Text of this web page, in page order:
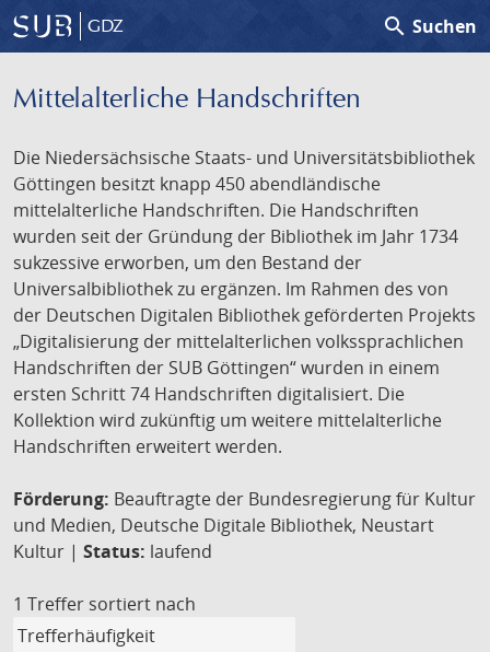
GDZ search Suchen
Mittelalterliche Handschriften
Die Niedersächsische Staats- und Universitätsbibliothek
Göttingen besitzt knapp 450 abendländische
mittelalterliche Handschriften. Die Handschriften
wurden seit der Gründung der Bibliothek im Jahr 1734
sukzessive erworben, um den Bestand der
Universalbibliothek zu ergänzen. Im Rahmen des von
der Deutschen Digitalen Bibliothek geförderten Projekts
„Digitalisierung der mittelalterlichen volkssprachlichen
Handschriften der SUB Göttingen“ wurden in einem
ersten Schritt 74 Handschriften digitalisiert. Die
Kollektion wird zukünftig um weitere mittelalterliche
Handschriften erweitert werden.
Förderung: Beauftragte der Bundesregierung für Kultur
und Medien, Deutsche Digitale Bibliothek, Neustart
Kultur | Status: laufend
1 Treffer sortiert nach